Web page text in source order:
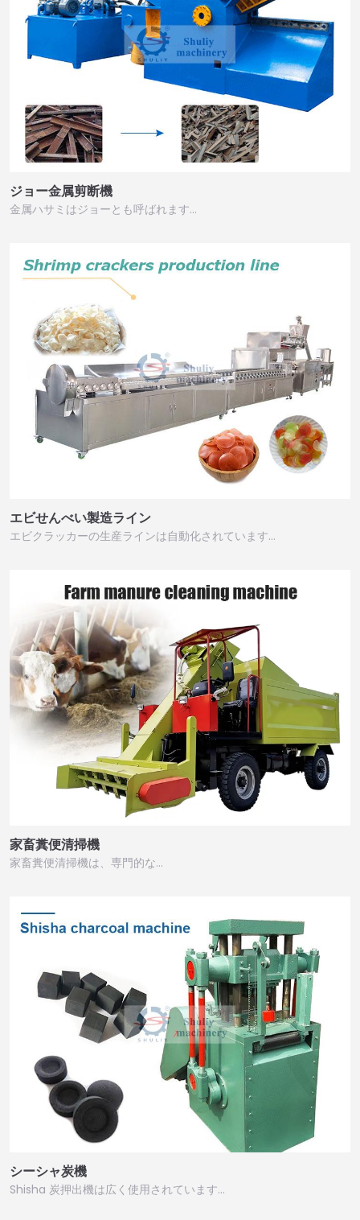
ジョー金属剪断機
金属ハサミはジョーとも呼ばれます…
エビせんべい製造ライン
エビクラッカーの生産ラインは自動化されています…
家畜糞便清掃機
家畜糞便清掃機は、専門的な…
シーシャ炭機
Shisha 炭押出機は広く使用されています…